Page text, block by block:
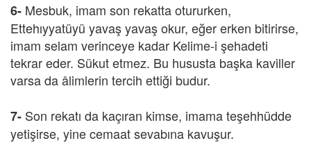
6- Mesbuk, imam son rekatta otururken,
Ettehıyyatüyü yavaş yavaş okur, eğer erken bitirirse,
imam selam verinceye kadar Kelime-i şehadeti
tekrar eder. Sükut etmez. Bu hususta başka kaviller
varsa da âlimlerin tercih ettiği budur.
7- Son rekatı da kaçıran kimse, imama teşehhüdde
yetişirse, yine cemaat sevabına kavuşur.